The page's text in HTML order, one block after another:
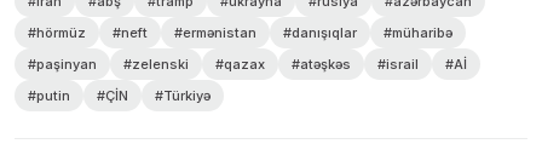
#hörmüz
#neft #ermənistan #danışıqlar
#müharibə
#paşinyan
#zelenski #qazax #atəşkəs #israil
#Aİ
#putin
#ÇİN #Türkiyə